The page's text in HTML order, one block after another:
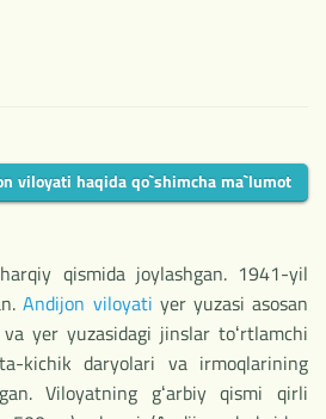
viloyati haqida qo`shimcha ma`lumot
qismida joylashgan. 1941-yil
Andijon viloyati yer yuzasi asosan
yer yuzasidagi jinslar toʻrtlamchi
kichik daryolari va irmoqlarining
Viloyatning gʻarbiy qismi qirli